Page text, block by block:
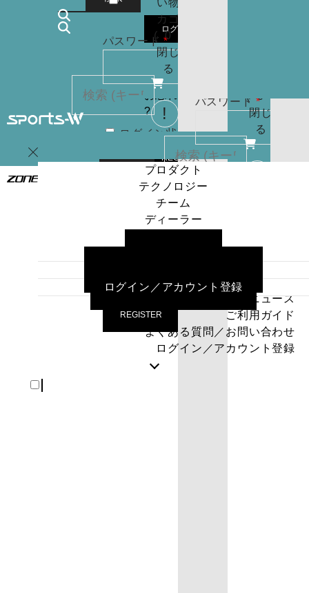
ログイン
パスワードを
?
REGISTER
パスワード*必
須
ログイン状
ログイン
REGISTER
カゴ
( 0
閉じ
る
カー
トに
商品
はあ
りま
せん
パスワード*必
須
ログイン
パスワードを
お忘れですか
?
( 0
)
閉じ
る
はあ
りま
せん
テクノロジー
チーム
ディーラー
ニュース
ご利用ガイド
よくある質問／お問い合わせ
ログイン／アカウント登録
プロダクト
テクノロジー
チーム
ディーラー
ログイン／アカウント登録